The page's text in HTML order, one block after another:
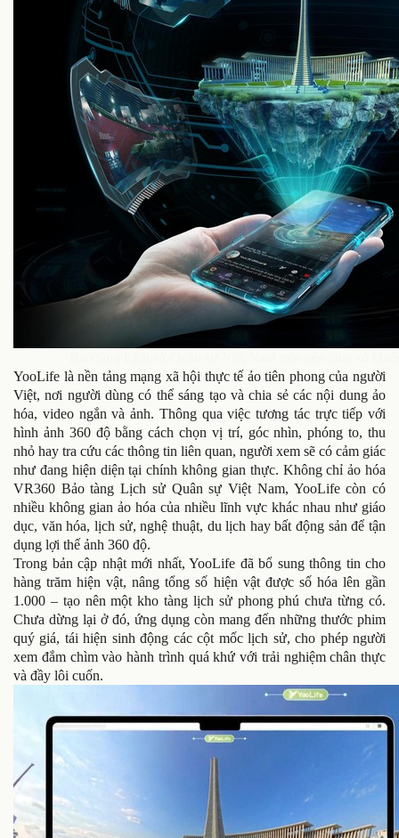
YooLife là nền tảng mạng xã hội thực tế ảo tiên phong của người
Việt, nơi người dùng có thể sáng tạo và chia sẻ các nội dung ảo
hóa, video ngắn và ảnh. Thông qua việc tương tác trực tiếp với
hình ảnh 360 độ bằng cách chọn vị trí, góc nhìn, phóng to, thu
nhỏ hay tra cứu các thông tin liên quan, người xem sẽ có cảm giác
như đang hiện diện tại chính không gian thực. Không chỉ ảo hóa
VR360 Bảo tàng Lịch sử Quân sự Việt Nam, YooLife còn có
nhiều không gian ảo hóa của nhiều lĩnh vực khác nhau như giáo
dục, văn hóa, lịch sử, nghệ thuật, du lịch hay bất động sản để tận
dụng lợi thế ảnh 360 độ.
Trong bản cập nhật mới nhất, YooLife đã bổ sung thông tin cho
hàng trăm hiện vật, nâng tổng số hiện vật được số hóa lên gần
1.000 – tạo nên một kho tàng lịch sử phong phú chưa từng có.
Chưa dừng lại ở đó, ứng dụng còn mang đến những thước phim
quý giá, tái hiện sinh động các cột mốc lịch sử, cho phép người
xem đắm chìm vào hành trình quá khứ với trải nghiệm chân thực
và đầy lôi cuốn.